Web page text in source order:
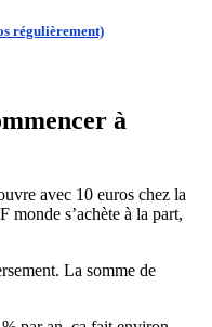
régulièrement)
à
avec 10 euros chez la
monde s’achète à la part,
La somme de